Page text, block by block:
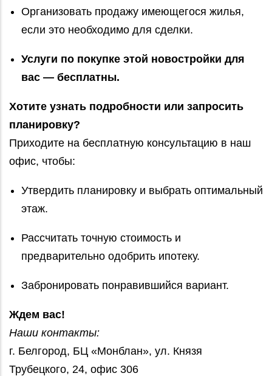
Организовать продажу имеющегося жилья,
если это необходимо для сделки.
Услуги по покупке этой новостройки для
вас — бесплатны.
Хотите узнать подробности или запросить
планировку?
Приходите на бесплатную консультацию в наш
офис, чтобы:
Утвердить планировку и выбрать оптимальный
этаж.
Рассчитать точную стоимость и
предварительно одобрить ипотеку.
Забронировать понравившийся вариант.
Ждем вас!
Наши контакты:
г. Белгород, БЦ «Монблан», ул. Князя
Трубецкого, 24, офис 306